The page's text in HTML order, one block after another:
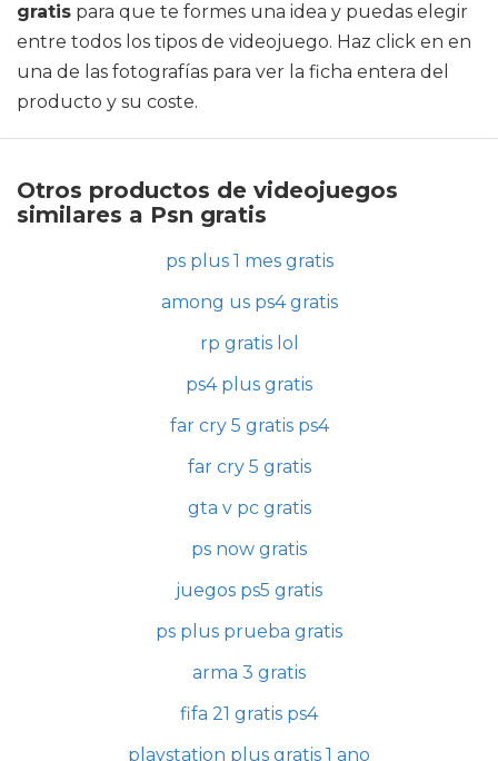
gratis para que te formes una idea y puedas elegir
entre todos los tipos de videojuego. Haz click en en
una de las fotografías para ver la ficha entera del
producto y su coste.
Otros productos de videojuegos
similares a Psn gratis
ps plus 1 mes gratis
among us ps4 gratis
rp gratis lol
ps4 plus gratis
far cry 5 gratis ps4
far cry 5 gratis
gta v pc gratis
ps now gratis
juegos ps5 gratis
ps plus prueba gratis
arma 3 gratis
fifa 21 gratis ps4
playstation plus gratis 1 ano